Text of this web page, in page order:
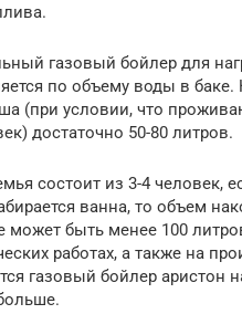
газовый бойлер для
по объему воды в
(при условии, что
достаточно 50-80 литров.
состоит из 3-4 человек,
ванна, то объем
может быть менее 100
работах, а также на
газовый бойлер аристон